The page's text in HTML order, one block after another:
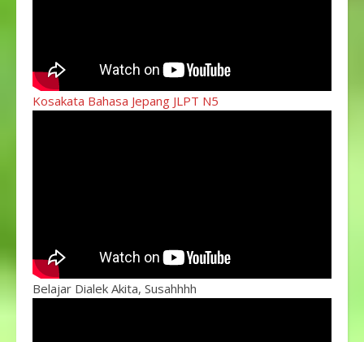
Kosakata Bahasa Jepang JLPT N5
Belajar Dialek Akita, Susahhhh